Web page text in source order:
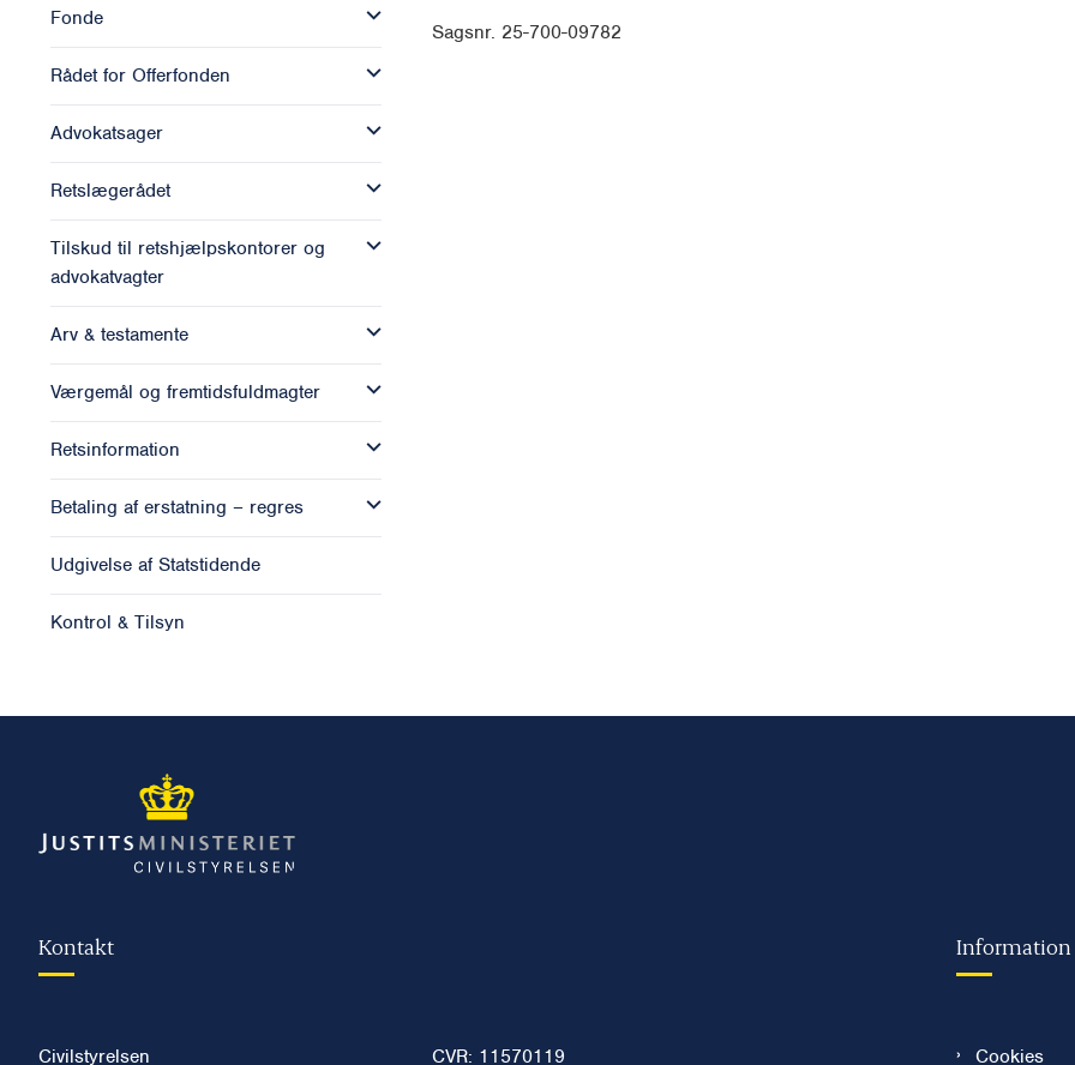
Fonde
Rådet for Offerfonden
Advokatsager
Retslægerådet
Tilskud til retshjælpskontorer og
advokatvagter
Arv & testamente
Værgemål og fremtidsfuldmagter
Retsinformation
Betaling af erstatning – regres
Udgivelse af Statstidende
Kontrol & Tilsyn
Sagsnr. 25-700-09782
Kontakt
Civilstyrelsen CVR: 11570119
Information
Cookies